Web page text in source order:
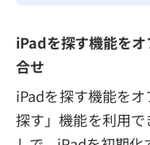
iPadを探す機能を
合せ
iPadを探す機能を
探す」機能を利用